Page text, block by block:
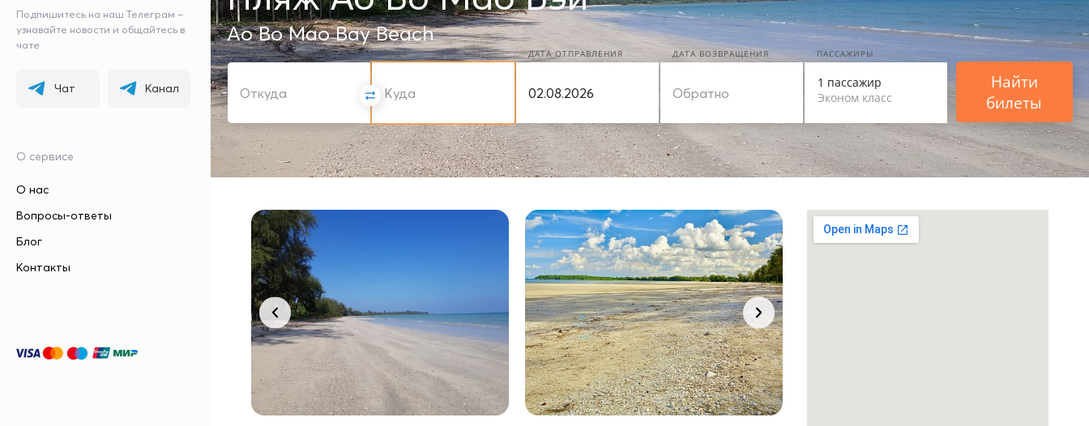
Подпишитесь на наш Телеграм –
узнавайте новости и общайтесь в
чате
Чат Канал
О сервисе
О нас
Вопросы-ответы
Блог
Контакты
Ao Bo Mao Bay Beach
ОТКУДА КУДА ДАТА ОТПРАВЛЕНИЯ ДАТА ВОЗВРАЩЕНИЯ ПАССАЖИРЫ
1 пассажир
Эконом класс
Найти
билеты